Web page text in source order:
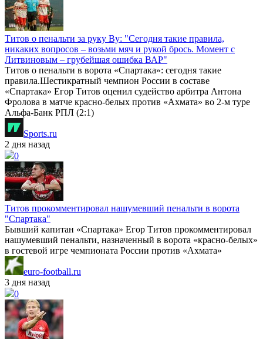
Титов о пенальти за руку Ву: "Сегодня такие правила,
никаких вопросов – возьми мяч и рукой брось. Момент с
Литвиновым – грубейшая ошибка ВАР"
Титов о пенальти в ворота «Спартака»: сегодня такие
правила.Шестикратный чемпион России в составе
«Спартака» Егор Титов оценил судейство арбитра Антона
Фролова в матче красно-белых против «Ахмата» во 2-м туре
Альфа-Банк РПЛ (2:1)
Sports.ru
2 дня назад
0
Титов прокомментировал нашумевший пенальти в ворота
"Спартака"
Бывший капитан «Спартака» Егор Титов прокомментировал
нашумевший пенальти, назначенный в ворота «красно-белых»
в гостевой игре чемпионата России против «Ахмата»
euro-football.ru
3 дня назад
0